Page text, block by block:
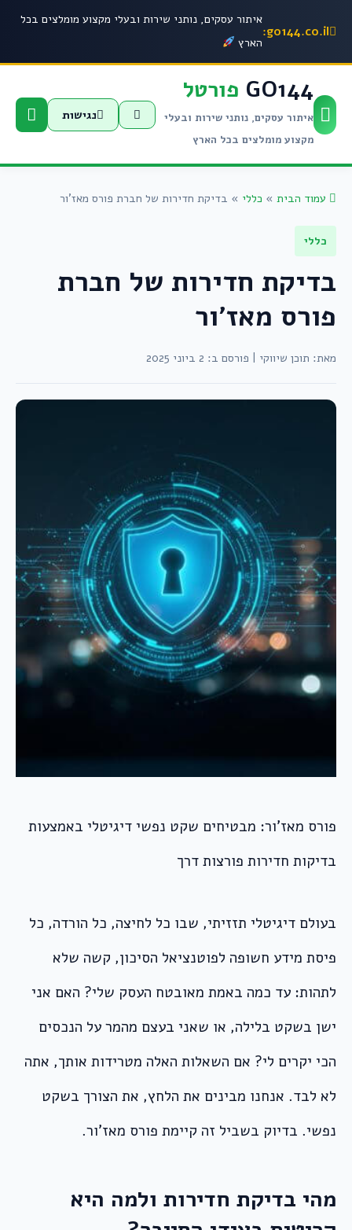
go144.co.il:
איתור עסקים, נותני שירות ובעלי מקצוע מומלצים בכל
הארץ
GO144 פורטל
איתור עסקים, נותני שירות ובעלי
מקצוע מומלצים בכל הארץ
נגישות
עמוד הבית » כללי » בדיקת חדירות של חברת פורס מאז’ור
כללי
בדיקת חדירות של חברת
פורס מאז’ור
מאת: תוכן שיווקי פורסם ב: 2 ביוני 2025
פורס מאז’ור: מבטיחים שקט נפשי דיגיטלי באמצעות
בדיקות חדירות פורצות דרך
בעולם דיגיטלי תזזיתי, שבו כל לחיצה, כל הורדה, כל
פיסת מידע חשופה לפוטנציאל הסיכון, קשה שלא
לתהות: עד כמה באמת מאובטח העסק שלי? האם אני
ישן בשקט בלילה, או שאני בעצם מהמר על הנכסים
הכי יקרים לי? אם השאלות האלה מטרידות אותך, אתה
לא לבד. אנחנו מבינים את הלחץ, את הצורך בשקט
נפשי. בדיוק בשביל זה קיימת פורס מאז’ור.
מהי בדיקת חדירות ולמה היא